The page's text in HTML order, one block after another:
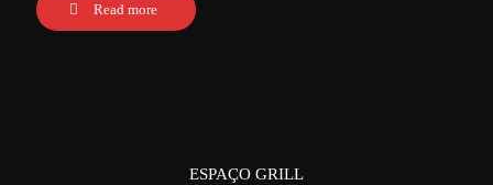
Read more
ESPAÇO GRILL